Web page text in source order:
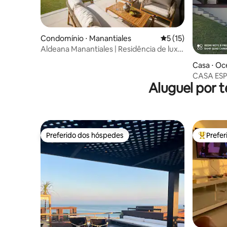
Condomínio ⋅ Manantiales 5 de uma
5 (15)
Aldeana Manantiales | Residência de luxo
Casa ⋅
CASA
MAR
Aluguel por
Preferido dos hóspedes
Preferido dos hóspedes Entre